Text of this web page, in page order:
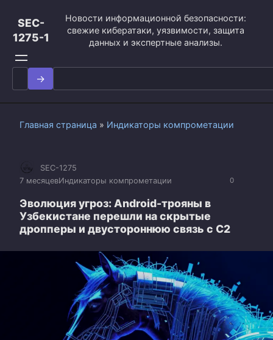
контенту
SEC-
1275-1
Новости информационной безопасности:
свежие кибератаки, уязвимости, защита
данных и экспертные анализы.
Search
for:
Главная страница » Индикаторы компрометации
0
SEC-1275
7 месяцевИндикаторы компрометации
Эволюция угроз: Android-трояны в
Узбекистане перешли на скрытые
дропперы и двустороннюю связь с C2